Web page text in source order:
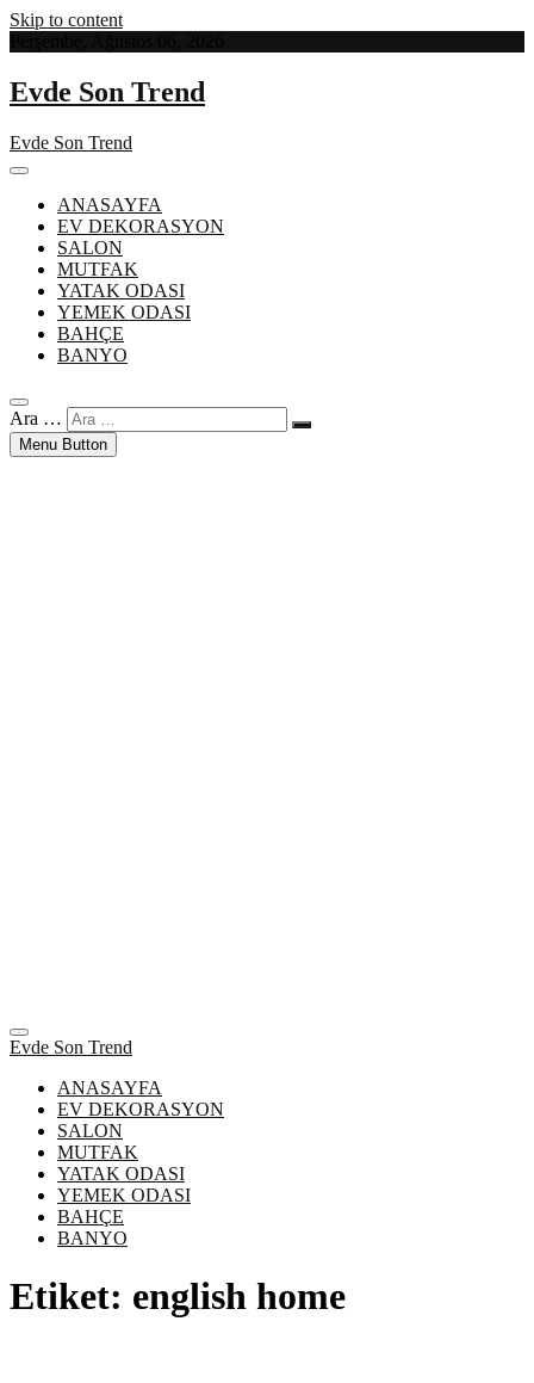
Skip to content
Evde Son Trend
Evde Son Trend
ANASAYFA
EV DEKORASYON
SALON
MUTFAK
YATAK ODASI
YEMEK ODASI
BAHÇE
BANYO
Ara …
Menu Button
Evde Son Trend
ANASAYFA
EV DEKORASYON
SALON
MUTFAK
YATAK ODASI
YEMEK ODASI
BAHÇE
BANYO
Etiket: english home